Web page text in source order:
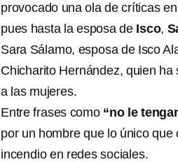
provocado una ola de críticas
pues hasta la esposa deIsco,
Sara Sálamo, esposa de Isco
Chicharito Hernández, quien ha
a las mujeres.
Entre frases como “no le
por un hombre que lo único
incendio en redes sociales.